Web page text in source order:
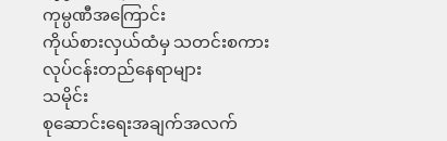
ကုမ္ပဏီအကြောင်း
ကိုယ်စားလှယ်ထံမှ သတင်းစကား
လုပ်ငန်းတည်နေရာများ
သမိုင်း
စုဆောင်းရေးအချက်အလက်